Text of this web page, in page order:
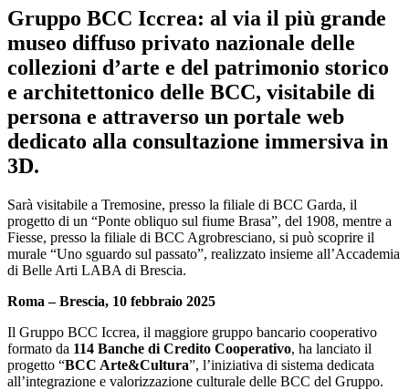
Gruppo BCC Iccrea: al via il più grande
museo diffuso privato nazionale delle
collezioni d’arte e del patrimonio storico
e architettonico delle BCC, visitabile di
persona e attraverso un portale web
dedicato alla consultazione immersiva in
3D.
Sarà visitabile a Tremosine, presso la filiale di BCC Garda, il
progetto di un “Ponte obliquo sul fiume Brasa”, del 1908, mentre a
Fiesse, presso la filiale di BCC Agrobresciano, si può scoprire il
murale “Uno sguardo sul passato”, realizzato insieme all’Accademia
di Belle Arti LABA di Brescia.
Roma – Brescia, 10 febbraio 2025
Il Gruppo BCC Iccrea, il maggiore gruppo bancario cooperativo
formato da 114 Banche di Credito Cooperativo, ha lanciato il
progetto “BCC Arte&Cultura”, l’iniziativa di sistema dedicata
all’integrazione e valorizzazione culturale delle BCC del Gruppo.